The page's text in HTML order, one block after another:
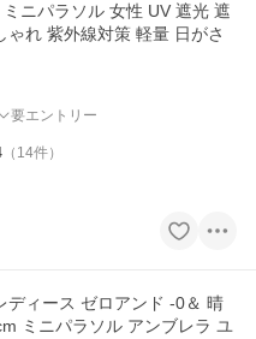
ニパラソル 女性 UV 遮光 遮
ゃれ 紫外線対策 軽量 日がさ
要エントリー
（ 14件）
ディース ゼロアンド -0＆ 晴
ミニパラソル アンブレラ ユ